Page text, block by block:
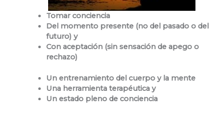
Tomar conciencia
Del momento presente (no del pasado o del
futuro) y
Con aceptación (sin sensación de apego o
rechazo)
Un entrenamiento del cuerpo y la mente
Una herramienta terapéutica y
Un estado pleno de conciencia